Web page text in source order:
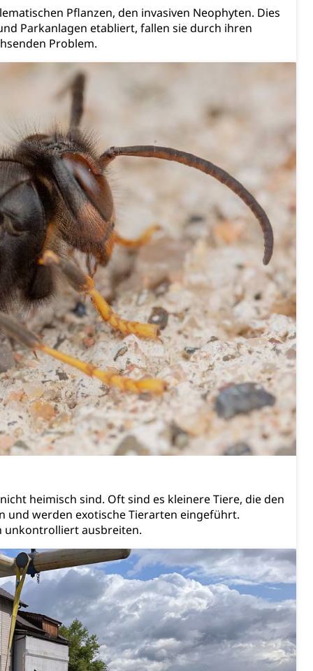
Pflanzen, den invasiven Neophyten. Dies
Parkanlagen etabliert, fallen sie durch ihren
Problem.
heimisch sind. Oft sind es kleinere Tiere, die den
und werden exotische Tierarten eingeführt.
unkontrolliert ausbreiten.
(GEO-Portal rawi)
Windenergie, Wasserkraft, Sonnenenergie,
rawi